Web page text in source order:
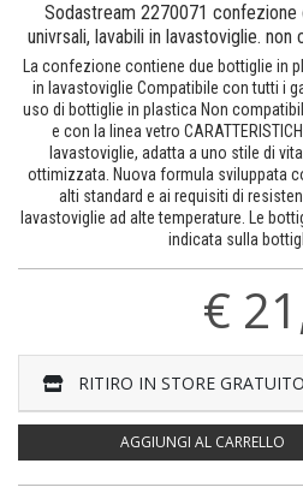
Sodastream 2270071
univrsali, lavabili in lavastoviglie.
La confezione contiene due bottiglie in
in lavastoviglie Compatibile con tutti i
uso di bottiglie in plastica Non
e con la linea vetro
lavastoviglie, adatta a uno stile di
ottimizzata. Nuova formula sviluppata
alti standard e ai requisiti di
lavastoviglie ad alte temperature. Le
indicata sulla
€
RITIRO IN STORE GRATUITO
AGGIUNGI AL CARRELLO